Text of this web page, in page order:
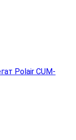
Polair CUM-